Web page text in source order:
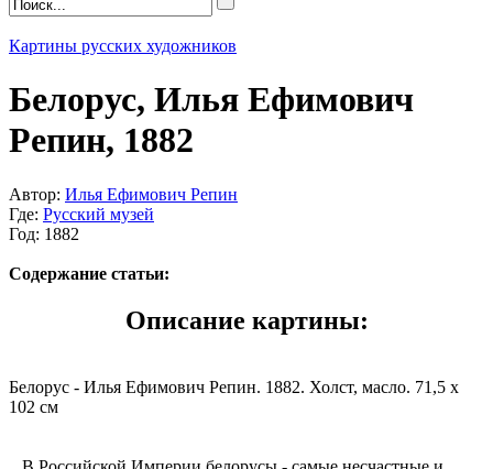
Картины русских художников
Белорус, Илья Ефимович
Репин, 1882
Автор: Илья Ефимович Репин
Где: Русский музей
Год: 1882
Содержание статьи:
Описание картины:
Белорус - Илья Ефимович Репин. 1882. Холст, масло. 71,5 x
102 см